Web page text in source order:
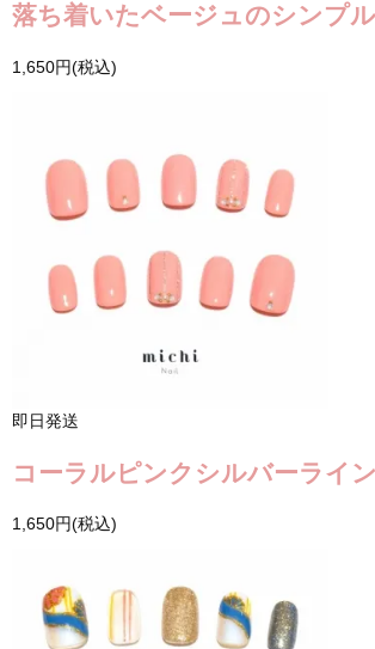
落ち着いたベージュのシンプ
1,650円(税込)
即日発送
コーラルピンクシルバーライ
1,650円(税込)